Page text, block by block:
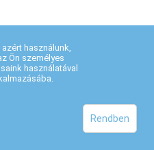
használunk,
Ön személyes
használatával
Rendben